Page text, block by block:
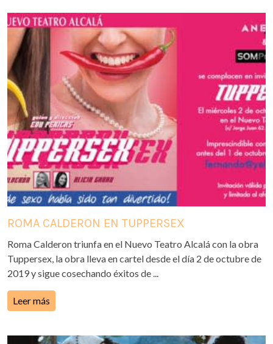
ROMA CALDERON EN TUPPERSEX
Roma Calderon triunfa en el Nuevo Teatro Alcalá con la obra
Tuppersex, la obra lleva en cartel desde el día 2 de octubre de
2019 y sigue cosechando éxitos de ...
Leer más